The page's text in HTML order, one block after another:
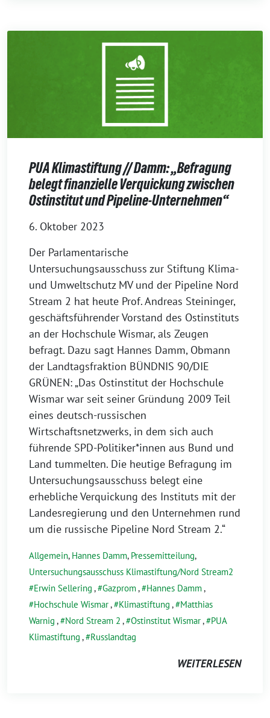
PUA Klimastiftung // Damm: „Befragung
belegt finanzielle Verquickung zwischen
Ostinstitut und Pipeline-Unternehmen“
6. Oktober 2023
Der Parlamentarische
Untersuchungsausschuss zur Stiftung Klima-
und Umweltschutz MV und der Pipeline Nord
Stream 2 hat heute Prof. Andreas Steininger,
geschäftsführender Vorstand des Ostinstituts
an der Hochschule Wismar, als Zeugen
befragt. Dazu sagt Hannes Damm, Obmann
der Landtagsfraktion BÜNDNIS 90/DIE
GRÜNEN: „Das Ostinstitut der Hochschule
Wismar war seit seiner Gründung 2009 Teil
eines deutsch-russischen
Wirtschaftsnetzwerks, in dem sich auch
führende SPD-Politiker*innen aus Bund und
Land tummelten. Die heutige Befragung im
Untersuchungsausschuss belegt eine
erhebliche Verquickung des Instituts mit der
Landesregierung und den Unternehmen rund
um die russische Pipeline Nord Stream 2.“
Allgemein, Hannes Damm, Pressemitteilung,
Untersuchungsausschuss Klimastiftung/Nord Stream2
Erwin Sellering , Gazprom, Hannes Damm,
Hochschule Wismar, Klimastiftung ,
Matthias
Warnig , Nord Stream 2 , Ostinstitut Wismar,
PUA
Klimastiftung , Russlandtag
WEITERLESEN